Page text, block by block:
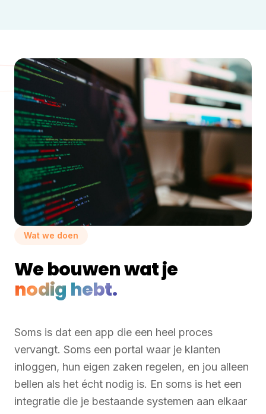
Wat we doen
We bouwen wat je
nodig hebt.
Soms is dat een app die een heel proces
vervangt. Soms een portal waar je klanten
inloggen, hun eigen zaken regelen, en jou alleen
bellen als het écht nodig is. En soms is het een
integratie die je bestaande systemen aan elkaar